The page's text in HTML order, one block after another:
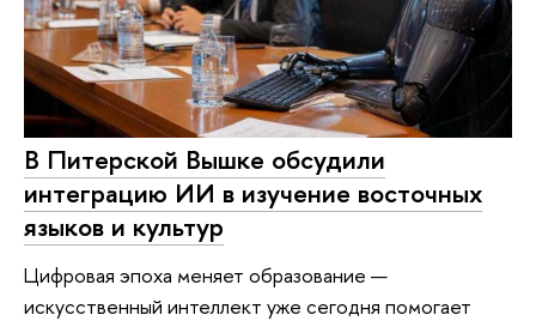
В Питерской Вышке обсудили
интеграцию ИИ в изучение восточных
языков и культур
Цифровая эпоха меняет образование —
искусственный интеллект уже сегодня помогает